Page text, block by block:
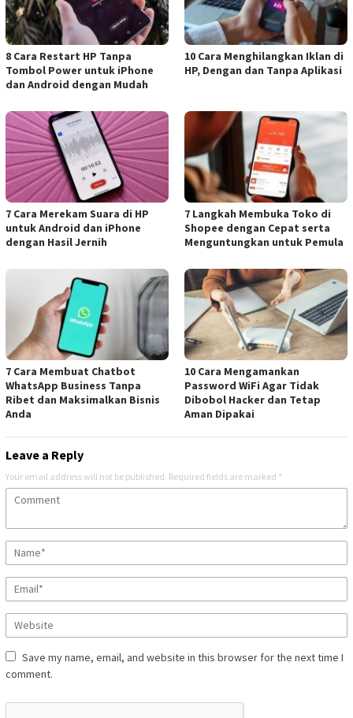
8 Cara Restart HP Tanpa
Tombol Power untuk iPhone
dan Android dengan Mudah
10 Cara Menghilangkan Iklan di
HP, Dengan dan Tanpa Aplikasi
7 Cara Merekam Suara di HP
untuk Android dan iPhone
dengan Hasil Jernih
7 Langkah Membuka Toko di
Shopee dengan Cepat serta
Menguntungkan untuk Pemula
7 Cara Membuat Chatbot
WhatsApp Business Tanpa
Ribet dan Maksimalkan Bisnis
Anda
10 Cara Mengamankan
Password WiFi Agar Tidak
Dibobol Hacker dan Tetap
Aman Dipakai
Leave a Reply
Your email address will not be published. Required fields are marked *
Save my name, email, and website in this browser for the next time I
comment.